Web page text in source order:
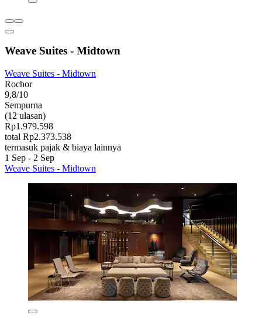
Weave Suites - Midtown
Weave Suites - Midtown
Rochor
9,8/10
Sempurna
(12 ulasan)
Rp1.979.598
total Rp2.373.538
termasuk pajak & biaya lainnya
1 Sep - 2 Sep
Weave Suites - Midtown